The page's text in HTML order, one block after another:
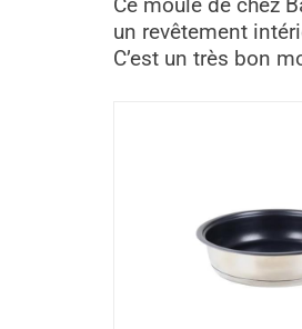
Ce moule de chez
un revêtement
C’est un très bon